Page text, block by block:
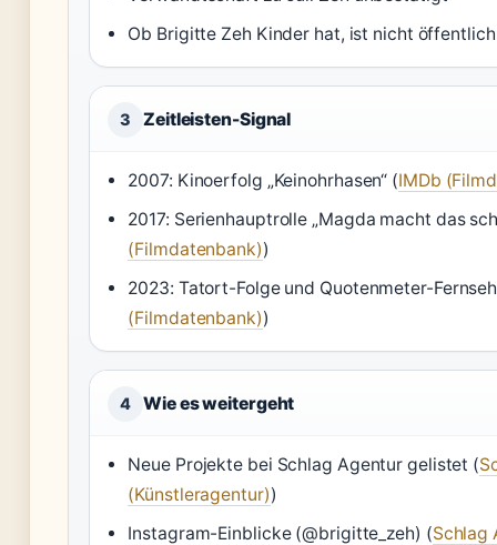
Ob Brigitte Zeh Kinder hat, ist nicht
3 Zeitleisten-Signal
2007: Kinoerfolg „Keinohrhasen“ (IMDb
2017: Serienhauptrolle „Magda macht das
(Filmdatenbank))
2023: Tatort-Folge und Quotenmeter-
(Filmdatenbank))
4 Wie es weitergeht
Neue Projekte bei Schlag Agentur gelistet (
(Künstleragentur))
Instagram-Einblicke (@brigitte_zeh) (Schlag